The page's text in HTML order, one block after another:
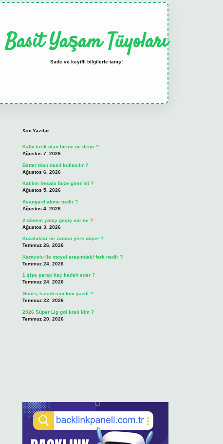
Basit Yaşam Tüyoları
Sade ve keyifli bilgilerle tanış!
Son Yazılar
Kalbi kırık olan birine ne denir ?
Ağustos 7, 2026
Better than nasıl kullanılır ?
Ağustos 6, 2026
Katılım hesabı faize girer mi ?
Ağustos 5, 2026
Avangard akımı nedir ?
Ağustos 4, 2026
2 dönem yatay geçiş var mı ?
Ağustos 3, 2026
Kozalaklar ne zaman yere düşer ?
Temmuz 26, 2026
Karayolu ile otoyol arasındaki fark nedir ?
Temmuz 24, 2026
1 şişe şarap kaç kadeh eder ?
Temmuz 24, 2026
Güneş kasidesini kim yazdı ?
Temmuz 22, 2026
2026 Süper Lig gol kralı kim ?
Temmuz 20, 2026